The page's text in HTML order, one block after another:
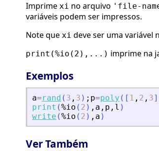
Imprime xi no arquivo 'file-
variáveis podem ser impressos.
Note que xi deve ser uma variável
print(%io(2),...) imprime na
Exemplos
a=rand ( 3 , 3 ) ; p=poly ( [ 1 , 2 , 3]
print (%io ( 2 ) , a , p , l )
write (%io ( 2 ) , a )
Ver Também